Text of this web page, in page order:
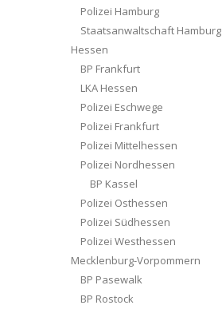
Polizei Hamburg
Staatsanwaltschaft Hamburg
Hessen
BP Frankfurt
LKA Hessen
Polizei Eschwege
Polizei Frankfurt
Polizei Mittelhessen
Polizei Nordhessen
BP Kassel
Polizei Osthessen
Polizei Südhessen
Polizei Westhessen
Mecklenburg-Vorpommern
BP Pasewalk
BP Rostock